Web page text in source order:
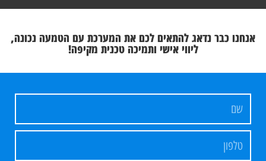
אנחנו כבר נדאג להתאים לכם את המערכת עם הטמעה נכונה,
ליווי אישי ותמיכה טכנית מקיפה!